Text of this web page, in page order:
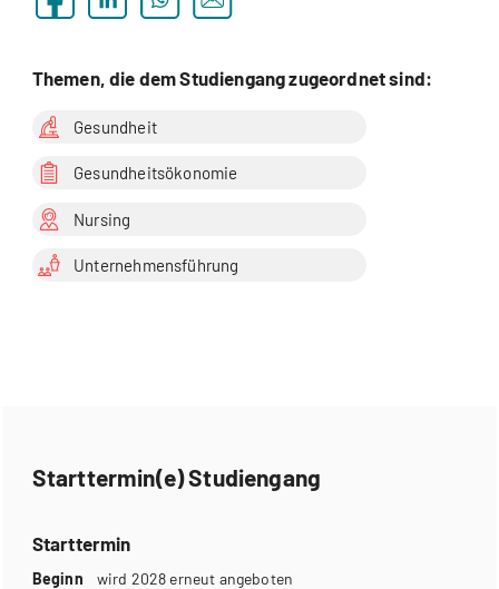
Themen, die dem Studiengang zugeordnet sind:
Gesundheit
Gesundheitsökonomie
Nursing
Unternehmensführung
Starttermin(e) Studiengang
Starttermin
Beginn
wird 2028 erneut angeboten